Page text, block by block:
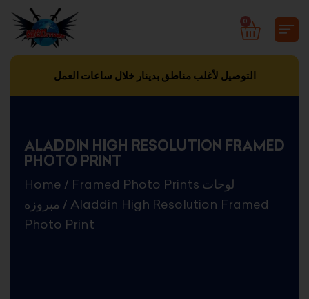
content
0
CART
التوصيل لأغلب مناطق بدينار خلال ساعات العمل
ALADDIN HIGH RESOLUTION FRAMED
PHOTO PRINT
Home / Framed Photo Prints لوحات
مبروزه / Aladdin High Resolution Framed
Photo Print